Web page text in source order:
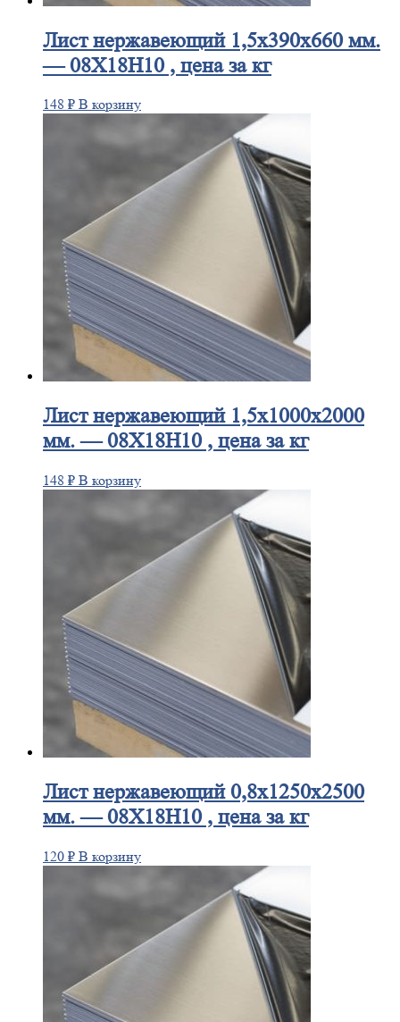
Листнержавеющий 1,5x390x660 мм.
— 08Х18Н10 , цена за кг
148 ₽ В корзину
Листнержавеющий 1,5x1000x2000
мм. — 08Х18Н10 , цена за кг
148 ₽ В корзину
Листнержавеющий 0,8x1250x2500
мм. — 08Х18Н10 , цена за кг
120 ₽ В корзину